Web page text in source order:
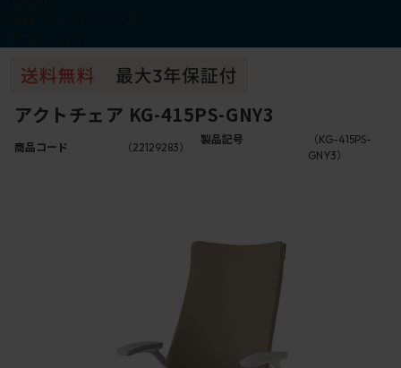
アクトチェア KG-415PS-GNY3
商品コード （22129283）
製品記号
（KG-415PS-
GNY3）